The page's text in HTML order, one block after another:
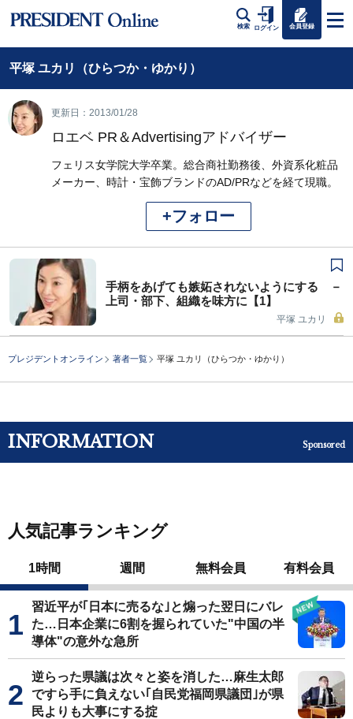
検索 ログイン 会員登録
平塚 ユカリ（ひらつか・ゆかり）
更新日：2013/01/28
ロエベ PR＆Advertisingアドバイザー
フェリス女学院大学卒業。総合商社勤務後、外資系化粧品
メーカー、時計・宝飾ブランドのAD/PRなどを経て現職。
+フォロー
手柄をあげても嫉妬されないようにする －
上司・部下、組織を味方に【1】
平塚 ユカリ
プレジデントオンライン 著者一覧 平塚 ユカリ（ひらつか・ゆかり）
INFORMATION Sponsored
人気記事ランキング
1時間 週間 無料会員 有料会員
習近平が｢日本に売るな｣と煽った翌日にバレ
た…日本企業に6割を握られていた"中国の半
導体"の意外な急所
逆らった県議は次々と姿を消した…麻生太郎
ですら手に負えない｢自民党福岡県議団｣が県
民よりも大事にする掟